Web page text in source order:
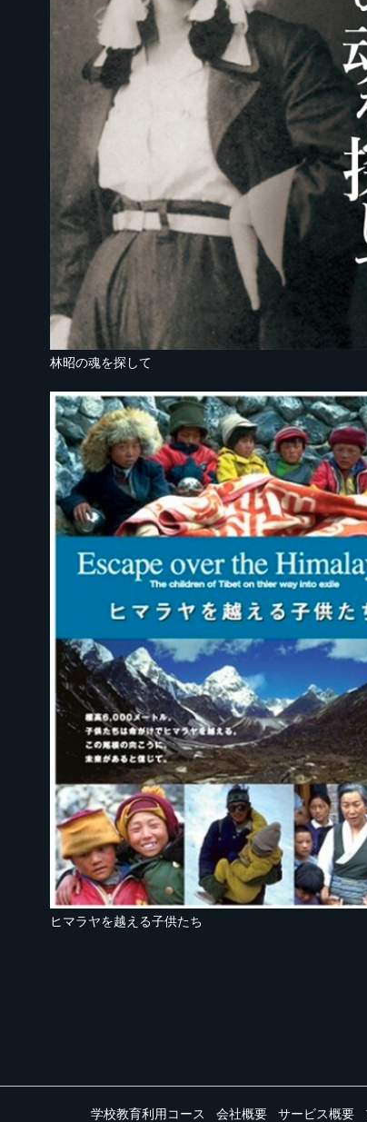
林昭の魂を探して
ヒマラヤを越える子供たち
学校教育利用コース 会社概要 サービス概要